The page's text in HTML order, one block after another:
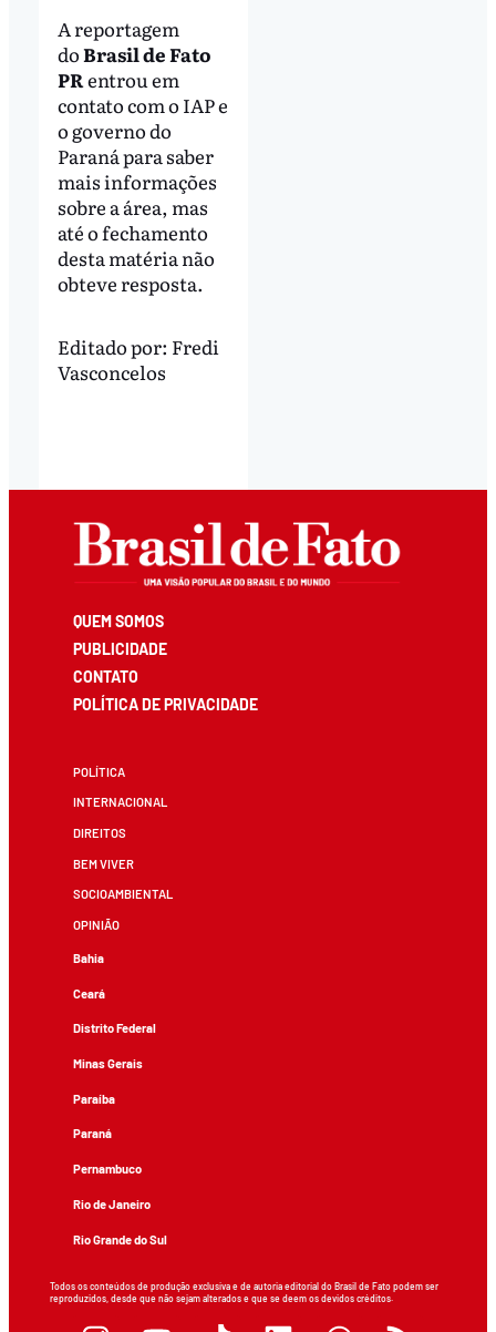
A reportagem
doBrasil de Fato
PRentrou em
contato com o IAP e
o governo do
Paraná para saber
mais informações
sobre a área, mas
até o fechamento
desta matéria não
obteve resposta.
Editado por: Fredi
Vasconcelos
QUEM SOMOS
PUBLICIDADE
CONTATO
POLÍTICA DE PRIVACIDADE
POLÍTICA
INTERNACIONAL
DIREITOS
BEM VIVER
SOCIOAMBIENTAL
OPINIÃO
Bahia
Ceará
Distrito Federal
Minas Gerais
Paraíba
Paraná
Pernambuco
Rio de Janeiro
Rio Grande do Sul
Todos os conteúdos de produção exclusiva e de autoria editorial do Brasil de Fato podem ser
reproduzidos, desde que não sejam alterados e que se deem os devidos créditos.